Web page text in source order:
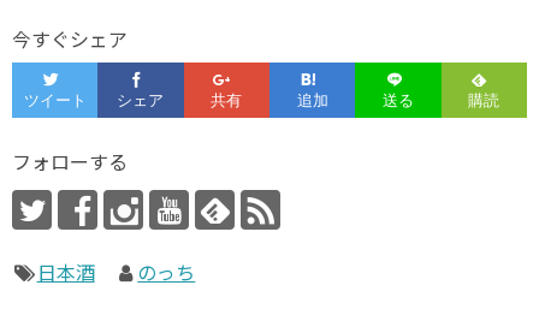
今すぐシェア
フォローする
日本酒 のっち